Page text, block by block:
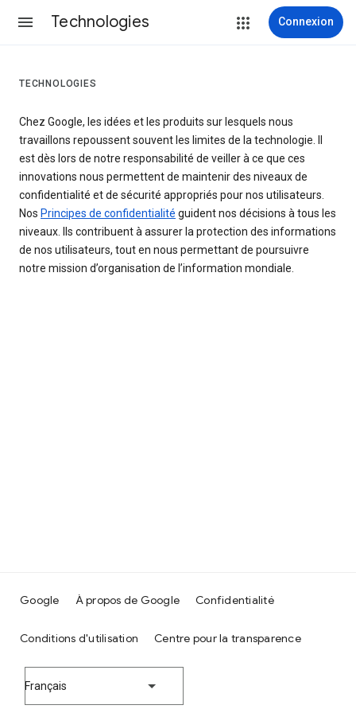
Technologies Connexion
TECHNOLOGIES
Chez Google, les idées et les produits sur lesquels nous
travaillons repoussent souvent les limites de la technologie. Il
est dès lors de notre responsabilité de veiller à ce que ces
innovations nous permettent de maintenir des niveaux de
confidentialité et de sécurité appropriés pour nos utilisateurs.
Nos Principes de confidentialité guident nos décisions à tous les
niveaux. Ils contribuent à assurer la protection des informations
de nos utilisateurs, tout en nous permettant de poursuivre
notre mission d’organisation de l’information mondiale.
Google À propos de Google Confidentialité
Conditions d'utilisation Centre pour la transparence
Français